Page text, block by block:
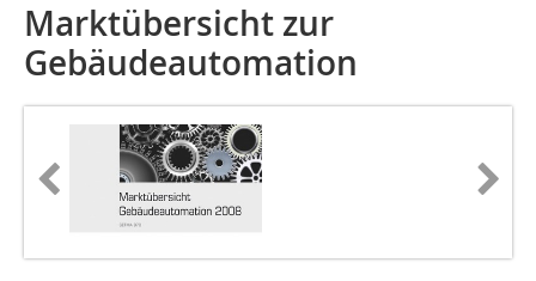
Marktübersicht zur
Gebäudeautomation